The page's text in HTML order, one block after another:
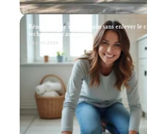
Rénovation de salle de bain sans enlever le
techniques et astuces
28 avril 2026